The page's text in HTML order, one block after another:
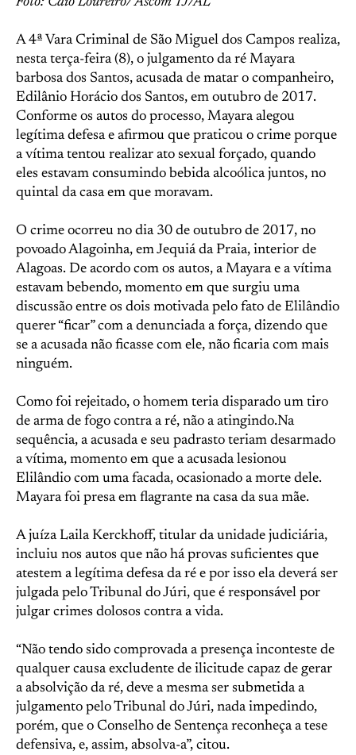
A 4ª Vara Criminal de São Miguel dos Campos realiza,
nesta terça-feira (8), o julgamento da ré Mayara
barbosa dos Santos, acusada de matar o companheiro,
Edilânio Horácio dos Santos, em outubro de 2017.
Conforme os autos do processo, Mayara alegou
legítima defesa e afirmou que praticou o crime porque
a vítima tentou realizar ato sexual forçado, quando
eles estavam consumindo bebida alcoólica juntos, no
quintal da casa em que moravam.
O crime ocorreu no dia 30 de outubro de 2017, no
povoado Alagoinha, em Jequiá da Praia, interior de
Alagoas. De acordo com os autos, a Mayara e a vítima
estavam bebendo, momento em que surgiu uma
discussão entre os dois motivada pelo fato de Elilândio
querer “ficar” com a denunciada a força, dizendo que
se a acusada não ficasse com ele, não ficaria com mais
ninguém.
Como foi rejeitado, o homem teria disparado um tiro
de arma de fogo contra a ré, não a atingindo.Na
sequência, a acusada e seu padrasto teriam desarmado
a vítima, momento em que a acusada lesionou
Elilândio com uma facada, ocasionado a morte dele.
Mayara foi presa em flagrante na casa da sua mãe.
A juíza Laila Kerckhoff, titular da unidade judiciária,
incluiu nos autos que não há provas suficientes que
atestem a legítima defesa da ré e por isso ela deverá ser
julgada pelo Tribunal do Júri, que é responsável por
julgar crimes dolosos contra a vida.
“Não tendo sido comprovada a presença inconteste de
qualquer causa excludente de ilicitude capaz de gerar
a absolvição da ré, deve a mesma ser submetida a
julgamento pelo Tribunal do Júri, nada impedindo,
porém, que o Conselho de Sentença reconheça a tese
defensiva, e, assim, absolva-a”, citou.